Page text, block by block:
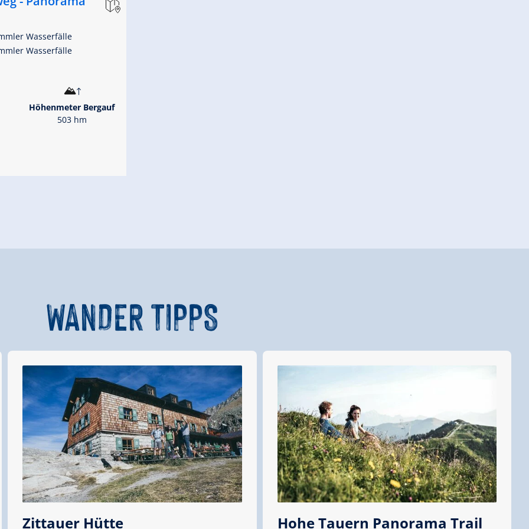
Wasserfälle
Wasserfälle
Höhenmeter Bergauf
503 hm
Höhenmeter Bergauf
241 hm
- Richter Hütte
Höhenmeter Bergauf
743 hm
WANDERTIPPS
Zittauer Hütte Hohe Tauern Panorama Trail